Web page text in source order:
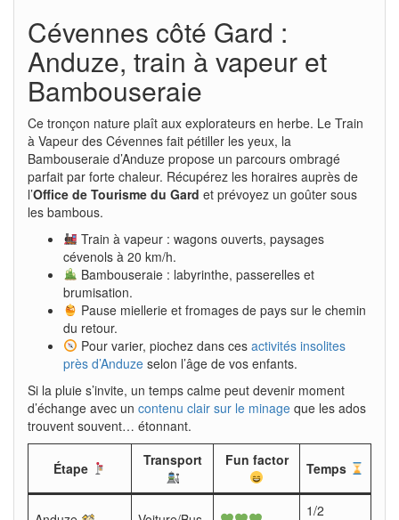
Cévennes côté Gard :
Anduze, train à vapeur et
Bambouseraie
Ce tronçon nature plaît aux explorateurs en herbe. Le Train
à Vapeur des Cévennes fait pétiller les yeux, la
Bambouseraie d’Anduze propose un parcours ombragé
parfait par forte chaleur. Récupérez les horaires auprès de
l’Office de Tourisme du Gard et prévoyez un goûter sous
les bambous.
Train à vapeur : wagons ouverts, paysages
cévenols à 20 km/h.
Bambouseraie : labyrinthe, passerelles et
brumisation.
Pause miellerie et fromages de pays sur le chemin
du retour.
Pour varier, piochez dans ces activités insolites
près d’Anduze selon l’âge de vos enfants.
Si la pluie s’invite, un temps calme peut devenir moment
d’échange avec un contenu clair sur le minage que les ados
trouvent souvent… étonnant.
Étape Transport Fun factor Temps
1/2